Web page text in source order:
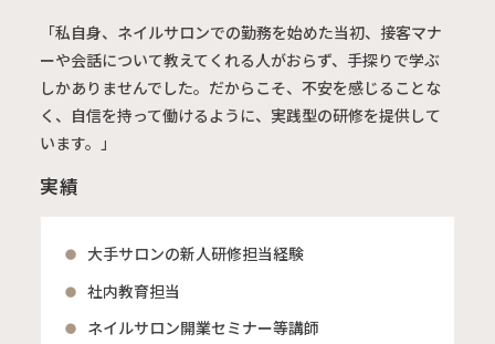
「私自身、ネイルサロンでの勤務を始めた当初、接客マナ
ーや会話について教えてくれる人がおらず、手探りで学ぶ
しかありませんでした。だからこそ、不安を感じることな
く、自信を持って働けるように、実践型の研修を提供して
います。」
実績
大手サロンの新人研修担当経験
社内教育担当
ネイルサロン開業セミナー等講師